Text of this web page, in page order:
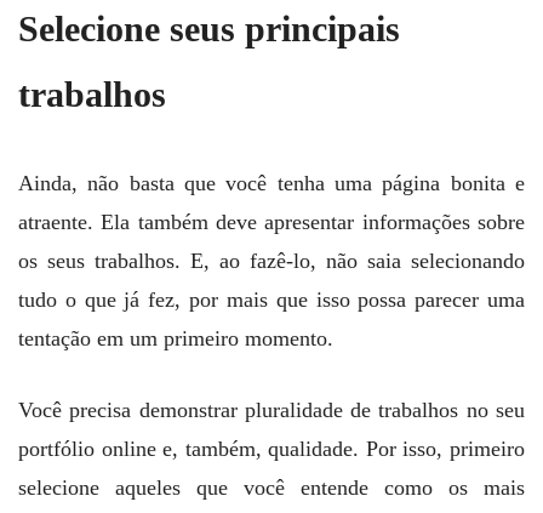
Selecione seus principais
trabalhos
Ainda, não basta que você tenha uma página bonita e
atraente. Ela também deve apresentar informações sobre
os seus trabalhos. E, ao fazê-lo, não saia selecionando
tudo o que já fez, por mais que isso possa parecer uma
tentação em um primeiro momento.
Você precisa demonstrar pluralidade de trabalhos no seu
portfólio online e, também, qualidade. Por isso, primeiro
selecione aqueles que você entende como os mais